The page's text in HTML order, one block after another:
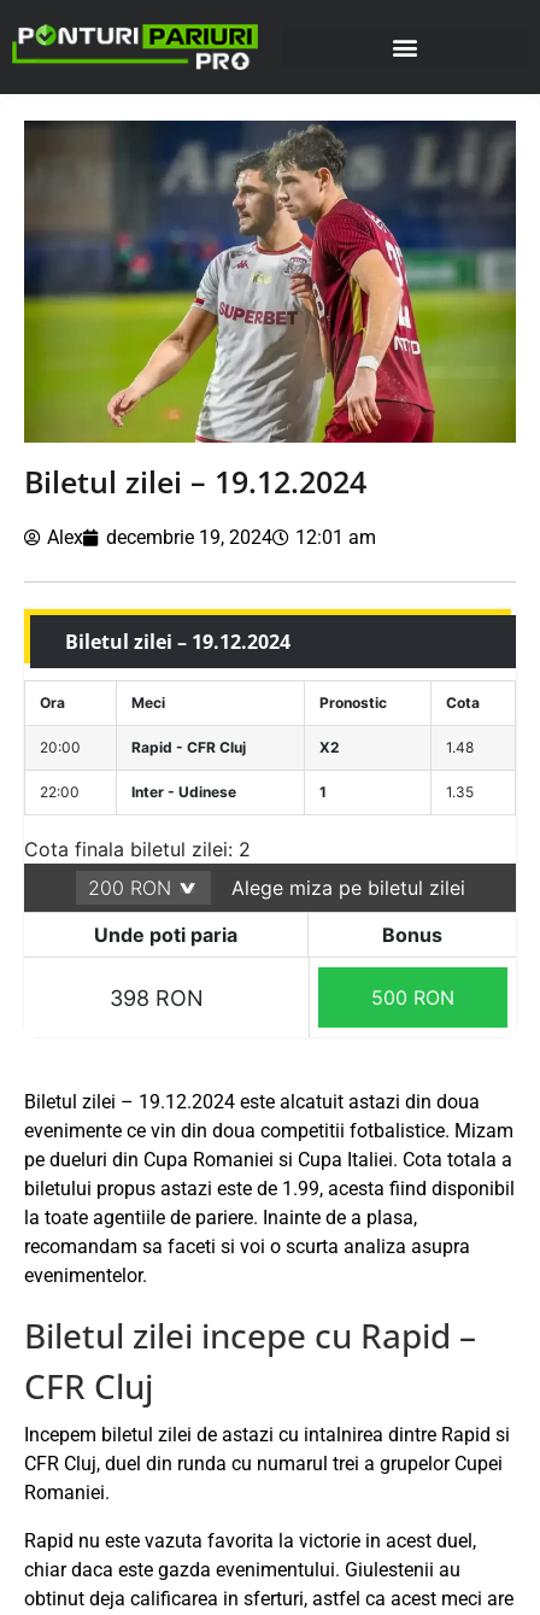
Biletul zilei – 19.12.2024
Alex decembrie 19, 2024 12:01 am
Biletul zilei – 19.12.2024
Ora Meci Pronostic Cota
20:00 Rapid - CFR Cluj X2 1.48
22:00 Inter - Udinese 1 1.35
Cota finala biletul zilei: 2
Alege miza pe biletul zilei
Unde poti paria
Bonus
398 RON 500 RON
Biletul zilei – 19.12.2024 este alcatuit astazi din doua
evenimente ce vin din doua competitii fotbalistice. Mizam
pe dueluri din Cupa Romaniei si Cupa Italiei. Cota totala a
biletului propus astazi este de 1.99, acesta fiind disponibil
la toate agentiile de pariere. Inainte de a plasa,
recomandam sa faceti si voi o scurta analiza asupra
evenimentelor.
Biletul zilei incepe cu Rapid –
CFR Cluj
Incepem biletul zilei de astazi cu intalnirea dintre Rapid si
CFR Cluj, duel din runda cu numarul trei a grupelor Cupei
Romaniei.
Rapid nu este vazuta favorita la victorie in acest duel,
chiar daca este gazda evenimentului. Giulestenii au
obtinut deja calificarea in sferturi, astfel ca acest meci are